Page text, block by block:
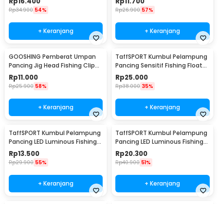
Rp34.900 54%
+ Keranjang
Rp26.900 57%
+ Keranjang
GOOSHING Pemberat Umpan
Pancing Jig Head Fishing Clip
0.2-2g 106 PCS
Rp11.000
Rp25.900 58%
+ Keranjang
TaffSPORT Kumbul Pelampung
Pancing Sensitif Fishing Float
10 PCS - P016
Rp25.000
Rp38.000 35%
+ Keranjang
TaffSPORT Kumbul Pelampung
Pancing LED Luminous Fishing
Float 1 PCS - YD03
Rp13.500
Rp29.900 55%
+ Keranjang
TaffSPORT Kumbul Pelampung
Pancing LED Luminous Fishing
Float 1 PCS - DS-10
Rp20.300
Rp40.900 51%
+ Keranjang